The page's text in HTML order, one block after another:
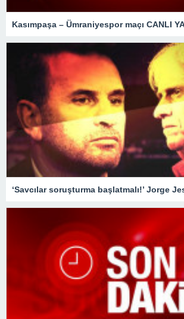
Kasımpaşa – Ümraniyespor maçı CANLI